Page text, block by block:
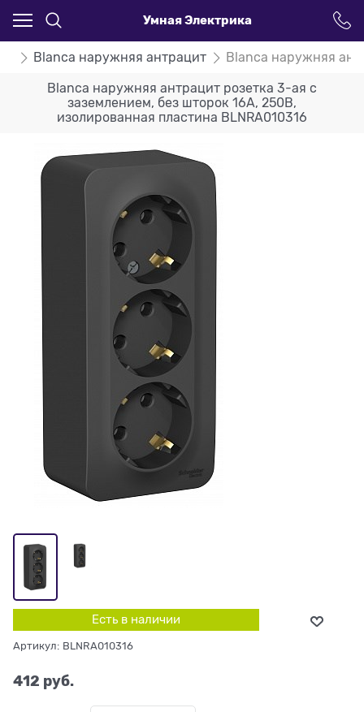
Умная Электрика
Blanca наружняя антрацит Blanca наружняя
Blanca наружняя антрацит розетка 3-ая с
заземлением, без шторок 16А, 250В,
изолированная пластина BLNRA010316
Есть в наличии
Артикул: BLNRA010316
412 руб.